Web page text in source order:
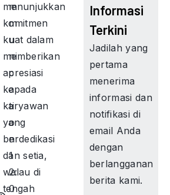
m
m
u
ni
c
a
ti
o
n
1
2:
0
menunjukkan
komitmen
kuat dalam
memberikan
apresiasi
kepada
karyawan
yang
berdedikasi
dan setia,
walau di
tengah
Informasi
Terkini
Jadilah yang
pertama
menerima
informasi dan
notifikasi di
email Anda
dengan
berlangganan
berita kami.